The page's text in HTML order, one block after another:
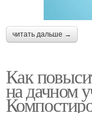
читать дальше →
Как
на дачном